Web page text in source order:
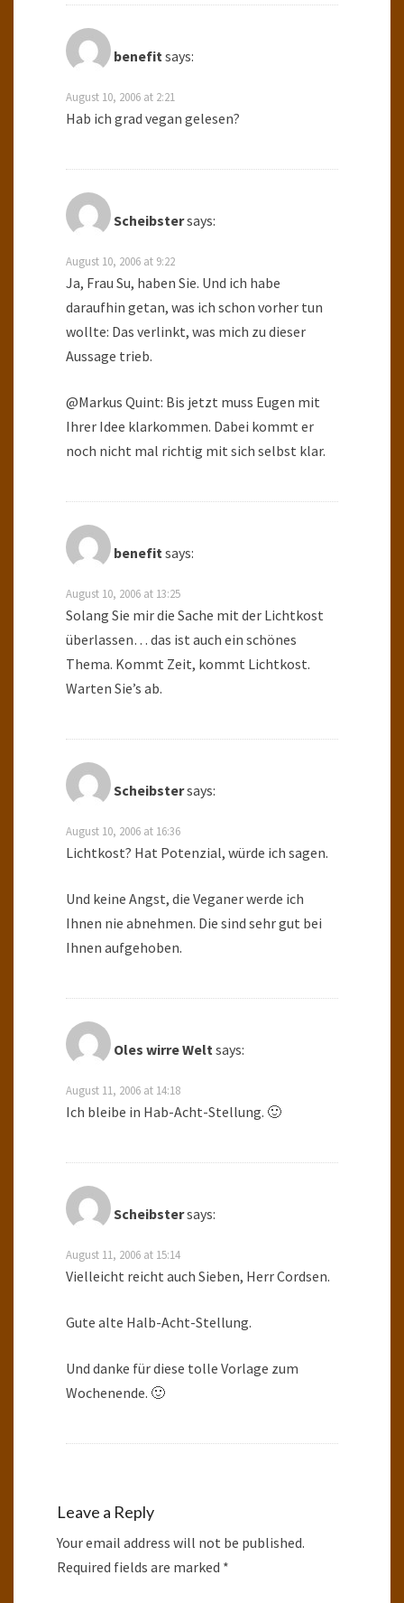
benefitsays:
August 10, 2006 at 2:21
Hab ich grad vegan gelesen?
Scheibstersays:
August 10, 2006 at 9:22
Ja, Frau Su, haben Sie. Und ich habe
daraufhin getan, was ich schon vorher tun
wollte: Das verlinkt, was mich zu dieser
Aussage trieb.
@Markus Quint: Bis jetzt muss Eugen mit
Ihrer Idee klarkommen. Dabei kommt er
noch nicht mal richtig mit sich selbst klar.
benefitsays:
August 10, 2006 at 13:25
Solang Sie mir die Sache mit der Lichtkost
überlassen… das ist auch ein schönes
Thema. Kommt Zeit, kommt Lichtkost.
Warten Sie’s ab.
Scheibstersays:
August 10, 2006 at 16:36
Lichtkost? Hat Potenzial, würde ich sagen.
Und keine Angst, die Veganer werde ich
Ihnen nie abnehmen. Die sind sehr gut bei
Ihnen aufgehoben.
Oles wirre Weltsays:
August 11, 2006 at 14:18
Ich bleibe in Hab-Acht-Stellung. 🙂
Scheibstersays:
August 11, 2006 at 15:14
Vielleicht reicht auch Sieben, Herr Cordsen.
Gute alte Halb-Acht-Stellung.
Und danke für diese tolle Vorlage zum
Wochenende. 🙂
Leave a Reply
Your email address will not be published.
Required fields are marked *